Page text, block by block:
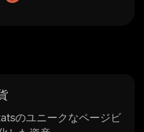
のユニークなページビ